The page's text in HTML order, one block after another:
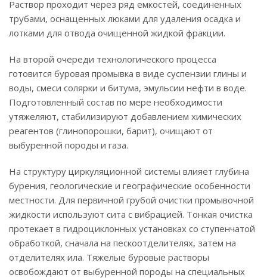
Раствор проходит через ряд емкостей, соединенных
трубами, оснащенных люками для удаления осадка и
лотками для отвода очищенной жидкой фракции.
На второй очереди технологического процесса
готовится буровая промывка в виде суспензии глины и
воды, смеси солярки и битума, эмульсии нефти в воде.
Подготовленный состав по мере необходимости
утяжеляют, стабилизируют добавлением химических
реагентов (глинопорошки, барит), очищают от
выбуренной породы и газа.
На структуру циркуляционной системы влияет глубина
бурения, геологические и географические особенности
местности. Для первичной грубой очистки промывочной
жидкости используют сита с вибрацией. Тонкая очистка
протекает в гидроциклонных установках со ступенчатой
обработкой, сначала на пескоотделителях, затем на
отделителях ила. Тяжелые буровые растворы
освобождают от выбуренной породы на специальных